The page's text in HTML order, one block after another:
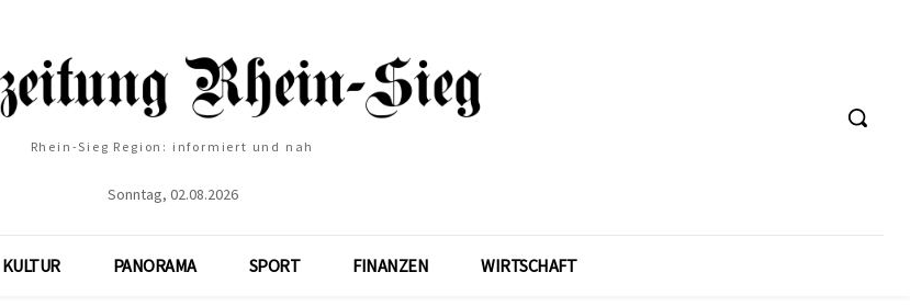
Rhein-Sieg Region: informiert und nah
Sonntag, 02.08.2026
KULTUR PANORAMA SPORT FINANZEN WIRTSCHAFT